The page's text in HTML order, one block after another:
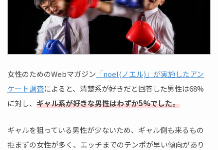
女性のためのWebマガジン 「noel(ノエル)」が実施したアン
ケート調査によると、清楚系が好きだと回答した男性は68%
に対し、 ギャル系が好きな男性はわずか5%でした。
ギャルを狙っている男性が少ないため、ギャル側も来るもの
拒まずの女性が多く、エッチまでのテンポが早い傾向があり